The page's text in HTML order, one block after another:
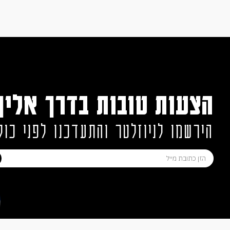
הצעות טובות בדרך
הירשמו לניוזלטר והתעדכנו לפני